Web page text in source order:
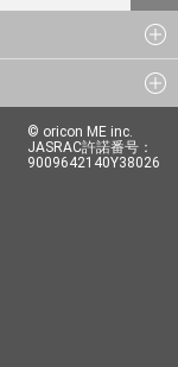
© oricon ME inc.
JASRAC許諾番号：
9009642140Y38026